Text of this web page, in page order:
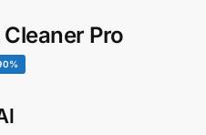
Pro